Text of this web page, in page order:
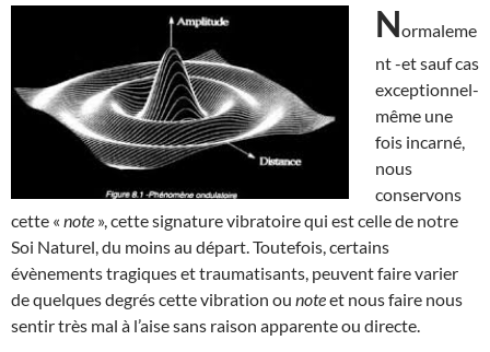
Normaleme
nt -et sauf cas
exceptionnel-
même une
fois incarné,
nous
conservons
cette « note », cette signature vibratoire qui est celle de notre
Soi Naturel, du moins au départ. Toutefois, certains
évènements tragiques et traumatisants, peuvent faire varier
de quelques degrés cette vibration ou noteet nous faire nous
sentir très mal à l’aise sans raison apparente ou directe.